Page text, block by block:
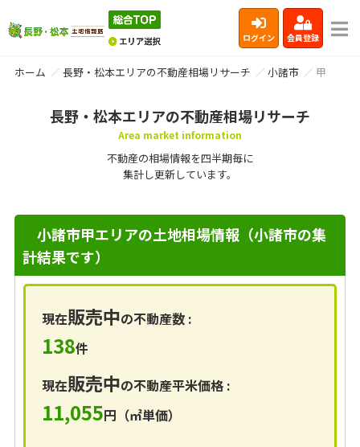
ログイン 会員登録
ホーム 長野・松本エリアの不動産相場リサーチ 小諸市 甲
長野・松本エリアの不動産相場リサーチ
Area market information
不動産の相場情報を四半期毎に
集計し更新しています。
小諸市甲エリアの土地相場情報（小諸市の集
計結果です）
現在販売中の不動産数 :
138件
現在販売中の不動産平米価格 :
11,055円（㎡単価）